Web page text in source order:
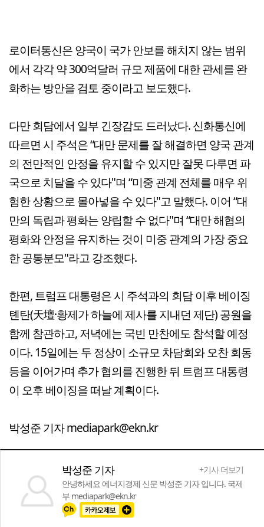
로이터통신은 양국이 국가 안보를 해치지 않는 범위
에서 각각 약 300억달러 규모 제품에 대한 관세를 완
화하는 방안을 검토 중이라고 보도했다.
다만 회담에서 일부 긴장감도 드러났다. 신화통신에
따르면 시 주석은 “대만 문제를 잘 해결하면 양국 관계
의 전만적인 안정을 유지할 수 있지만 잘못 다루면 파
국으로 치달을 수 있다"며 “미중 관계 전체를 매우 위
험한 상황으로 몰아넣을 수 있다"고 말했다. 이어 “대
만의 독립과 평화는 양립할 수 없다"며 “대만 해협의
평화와 안정을 유지하는 것이 미중 관계의 가장 중요
한 공통분모"라고 강조했다.
한편, 트럼프 대통령은 시 주석과의 회담 이후 베이징
톈탄(天壇·황제가 하늘에 제사를 지내던 제단) 공원을
함께 참관하고, 저녁에는 국빈 만찬에도 참석할 예정
이다. 15일에는 두 정상이 소규모 차담회와 오찬 회동
등을 이어가며 추가 협의를 진행한 뒤 트럼프 대통령
이 오후 베이징을 떠날 계획이다.
박성준 기자 mediapark@ekn.kr
박성준 기자
+기사 더보기
안녕하세요 에너지경제 신문 박성준 기자 입니다. 국제
부 mediapark@ekn.kr